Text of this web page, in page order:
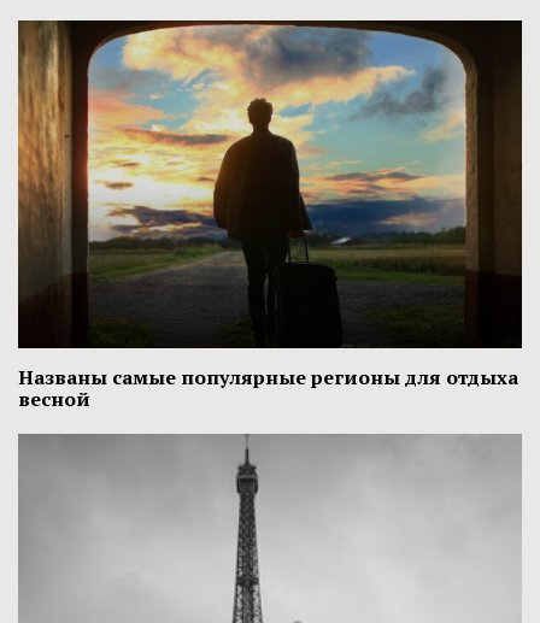
Названы самые популярные регионы для отдыха
весной